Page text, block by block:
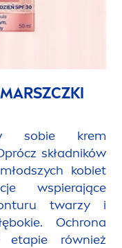
sobie krem
składników
kobiet
wspierające
twarzy i
Ochrona
etapie również